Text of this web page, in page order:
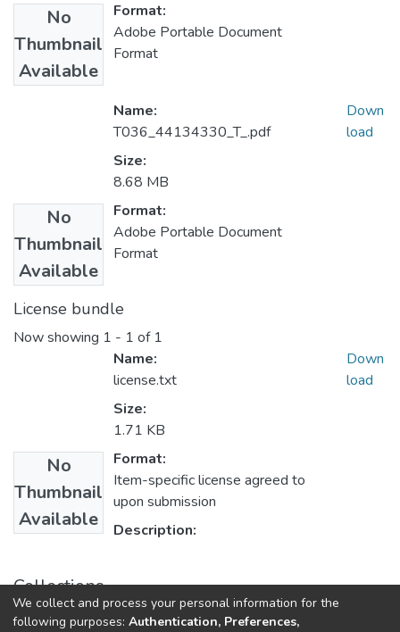
No
Thumbnail
Available
Format:
Adobe Portable Document
Format
No
Thumbnail
Available
Name:
T036_44134330_T_.pdf
Size:
8.68 MB
Format:
Adobe Portable Document
Format
Down
load
License bundle
Now showing 1 - 1 of 1
No
Thumbnail
Available
Name:
license.txt
Size:
1.71 KB
Format:
Item-specific license agreed to
upon submission
Description:
Down
load
Collections
E.P. Mecatronica
We collect and process your personal information for the
following purposes: Authentication, Preferences,